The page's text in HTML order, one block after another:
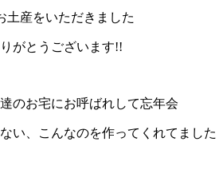
土産をいただきました
がとうございます!!
のお宅にお呼ばれして忘年会
い、こんなのを作ってくれてました